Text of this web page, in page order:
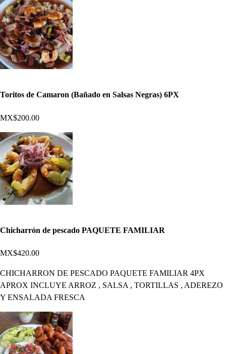
Toritos de Camaron (Bañado en Salsas Negras) 6PX
MX$200.00
Chicharrón de pescado PAQUETE FAMILIAR
MX$420.00
CHICHARRON DE PESCADO PAQUETE FAMILIAR 4PX
APROX INCLUYE ARROZ , SALSA , TORTILLAS , ADEREZO
Y ENSALADA FRESCA